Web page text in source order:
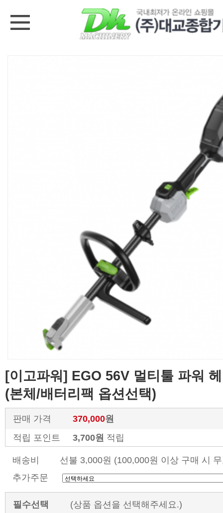
[이고파워] EGO 56V 멀티툴 파워
(본체/배터리팩 옵션선택)
판매 가격 370,000원
적립 포인트
3,700원 적립
배송비
선불 3,000원 (100,000원 이상 구매 시
추가주문
필수선택
(상품 옵션을 선택해주세요.)